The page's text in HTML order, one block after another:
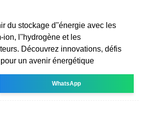
du stockage d''énergie avec les
ion, l''hydrogène et les
Découvrez innovations, défis
un avenir énergétique
WhatsApp